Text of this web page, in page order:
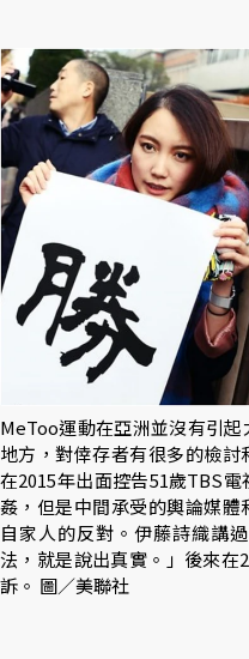
MeToo運動在亞洲並沒有引
地方，對倖存者有很多的檢
在2015年出面控告51歲TBS
姦，但是中間承受的輿論媒
自家人的反對。伊藤詩織講
法，就是說出真實。」後來在
訴。 圖／美聯社